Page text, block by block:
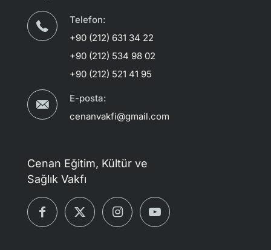
Telefon:
+90 (212) 631 34 22
+90 (212) 534 98 02
+90 (212) 521 41 95
E-posta:
cenanvakfi@gmail.com
Cenan Eğitim, Kültür ve
Sağlık Vakfı